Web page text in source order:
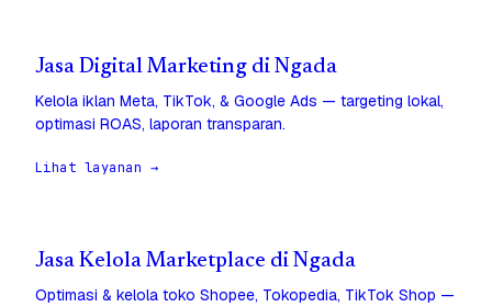
Jasa Digital Marketing di Ngada
Kelola iklan Meta, TikTok, & Google Ads — targeting lokal,
optimasi ROAS, laporan transparan.
Lihat layanan →
Jasa Kelola Marketplace di Ngada
Optimasi & kelola toko Shopee, Tokopedia, TikTok Shop —